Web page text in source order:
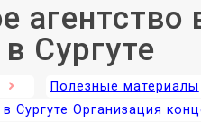
агентство
Сургуте
Полезные материалы
Сургуте Организация